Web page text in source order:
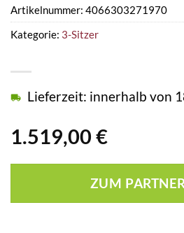
1.519,00 €
Lieferzeit: innerhalb von
ZUM
Artikelnummer: 4066303271970
Kategorie: 3-Sitzer